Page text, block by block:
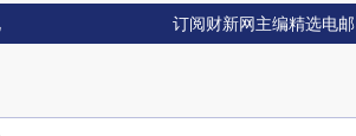
订阅财新网主编精选电邮